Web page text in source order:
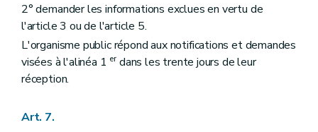
2° demander les informations exclues en vertu de
l'article 3 ou de l'article 5.
L'organisme public répond aux notifications et demandes
visées à l'alinéa 1 erdans les trente jours de leur
réception.
Art. 7.